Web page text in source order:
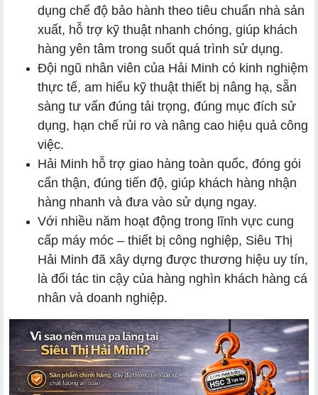
dụng chế độ bảo hành theo tiêu chuẩn nhà sản
xuất, hỗ trợ kỹ thuật nhanh chóng, giúp khách
hàng yên tâm trong suốt quá trình sử dụng.
Đội ngũ nhân viên của Hải Minh có kinh nghiệm
thực tế, am hiểu kỹ thuật thiết bị nâng hạ, sẵn
sàng tư vấn đúng tải trọng, đúng mục đích sử
dụng, hạn chế rủi ro và nâng cao hiệu quả công
việc.
Hải Minh hỗ trợ giao hàng toàn quốc, đóng gói
cẩn thận, đúng tiến độ, giúp khách hàng nhận
hàng nhanh và đưa vào sử dụng ngay.
Với nhiều năm hoạt động trong lĩnh vực cung
cấp máy móc – thiết bị công nghiệp, Siêu Thị
Hải Minh đã xây dựng được thương hiệu uy tín,
là đối tác tin cậy của hàng nghìn khách hàng cá
nhân và doanh nghiệp.